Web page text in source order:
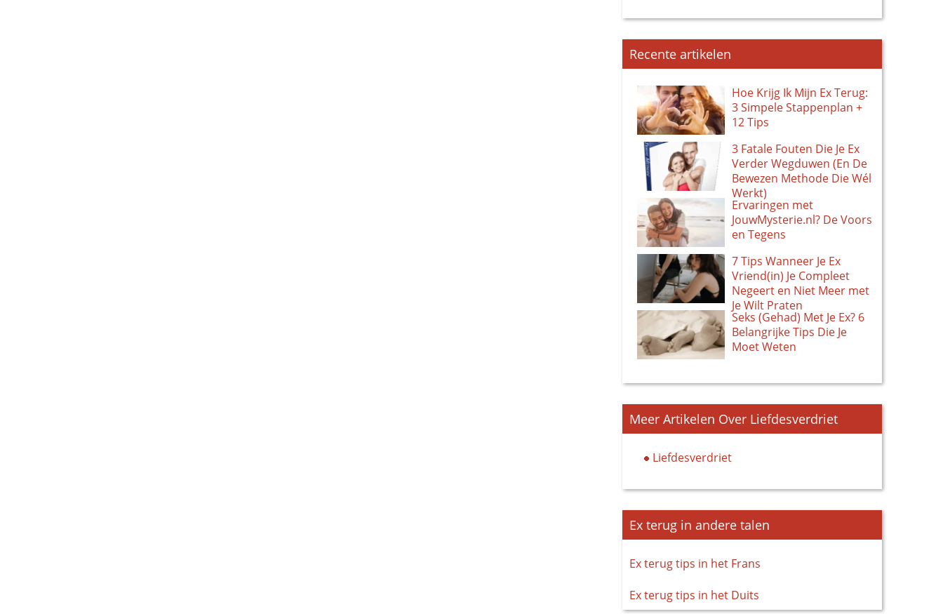
Recente artikelen
Hoe Krijg Ik Mijn Ex Terug:
3 Simpele Stappenplan +
12 Tips
3 Fatale Fouten Die Je Ex
Verder Wegduwen (En De
Bewezen Methode Die Wél
Werkt)
Ervaringen met
JouwMysterie.nl? De Voors
en Tegens
7 Tips Wanneer Je Ex
Vriend(in) Je Compleet
Negeert en Niet Meer met
Je Wilt Praten
Seks (Gehad) Met Je Ex? 6
Belangrijke Tips Die Je
Moet Weten
Meer Artikelen Over Liefdesverdriet
Liefdesverdriet
Ex terug in andere talen
Ex terug tips in het Frans
Ex terug tips in het Duits